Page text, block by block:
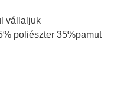
vállaljuk
poliészter 35%pamut